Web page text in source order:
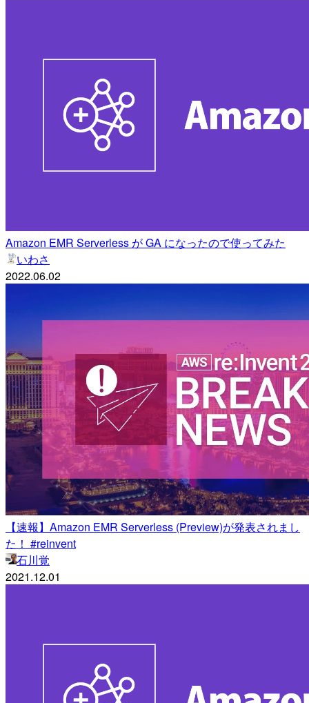
Amazon EMR Serverless が GA になったので使ってみた
いわさ
2022.06.02
【速報】Amazon EMR Serverless (Preview)が発表されまし
た！ #reinvent
石川覚
2021.12.01